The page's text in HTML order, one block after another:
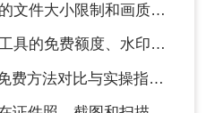
小限制和画质保留实测！
额度、水印和文件限制对比！
与实操指南（附详细表格）！